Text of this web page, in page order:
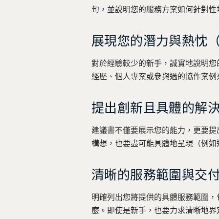
句，並說明您的服務方案如何針對
展現您的潛力與熱忱
對於經驗較少的新手，誠實地說明
經歷、個人專案或參與過的協作案
提出創新且具體的解
建議書不僅要展示您的能力，更要
構想，也要盡可能具體地呈現（例
清晰的服務範圍與交
明確列出您將提供的具體服務範圍
麼。即使是新手，也要力求清晰地